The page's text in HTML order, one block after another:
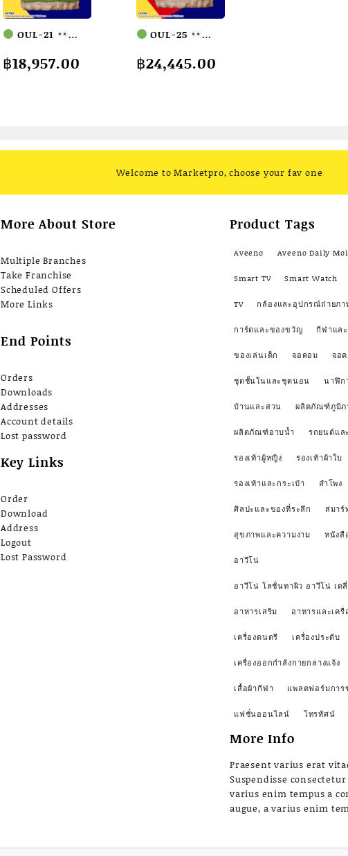
OUL-21
ระดับสลับหัวไหล่
฿18,957.00
OUL-25
แขน-ขาแนวราบคู่
ทำสีสวย
สั่งทำ
฿24,445.00
Welcome to Marketpro, choose your fav one
More About Store
Multiple Branches
Take Franchise
Scheduled Offers
More Links
End Points
Orders
Downloads
Addresses
Account details
Lost password
Key Links
Order
Download
Address
Logout
Lost Password
Product Tags
Aveeno Aveeno Daily
Smart TV Smart Watch
TV กล้องและอุปกรณ์ถ่ายภา
การ์ดและของขวัญ กีฬาแล
ของเล่นเด็ก จอคอม จอ
ชุดชั้นในและชุดนอน นาฬิก
บ้านและสวน ผลิตภัณฑ์ภูมิภ
ผลิตภัณฑ์อาบน้ำ รถยนต์แ
รองเท้าผู้หญิง รองเท้าผ้าใบ
รองเท้าและกระเป๋า ลำโพง
ศิลปะและของที่ระลึก สมาร์
สุขภาพและความงาม หนังสื
อาวีโน่
อาวีโน่ โลชั่นทาผิว อาวีโน่ เด
อาหารเสริม อาหารและเครื่
เครื่องดนตรี เครื่องประดับ
เครื่องออกกำลังกายกลางแจ้ง
เสื้อผ้ากีฬา แพลตฟอร์มการ
แฟชั่นออนไลน์ โทรทัศน์
More Info
Praesent varius erat
Suspendisse
varius enim tempus a
augue, a varius enim